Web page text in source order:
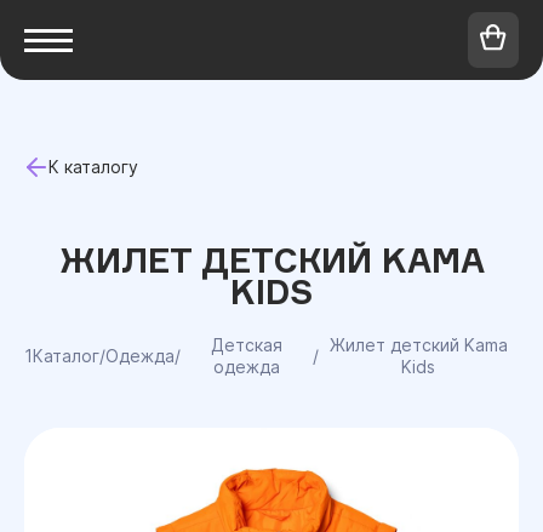
К каталогу
ЖИЛЕТ ДЕТСКИЙ KAMA
KIDS
1Каталог/Одежда/
Детская
одежда
/
Жилет детский Kama
Kids